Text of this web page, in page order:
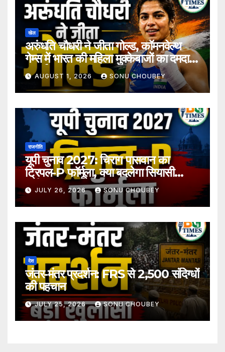
खेल
अरुंधति चौधरी ने जीता गोल्ड, कॉमनवेल्थ
गेम्स में भारत की महिला मुक्केबाजों का दमदार
प्रदर्शन
AUGUST 1, 2026 SONU CHOUBEY
राजनीति
यूपी चुनाव 2027: चिराग पासवान का
ट्रिपल-P फॉर्मूला, क्या बदलेगा सियासी
समीकरण?
JULY 26, 2026 SONU CHOUBEY
देश
जंतर-मंतर प्रदर्शन: FRS से 2,500 संदिग्धों
की पहचान
JULY 25, 2026 SONU CHOUBEY